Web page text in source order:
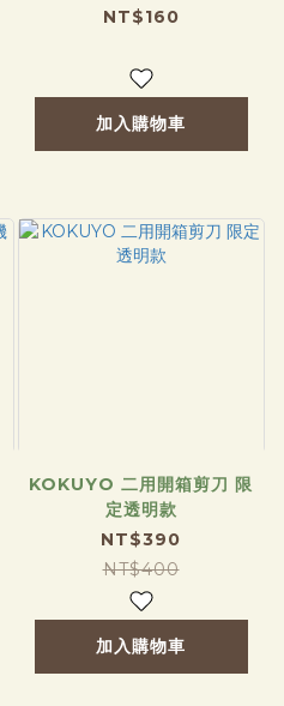
NT$160
加入購物車
KOKUYO 二用開箱剪刀 限
定透明款
NT$390
NT$400
加入購物車